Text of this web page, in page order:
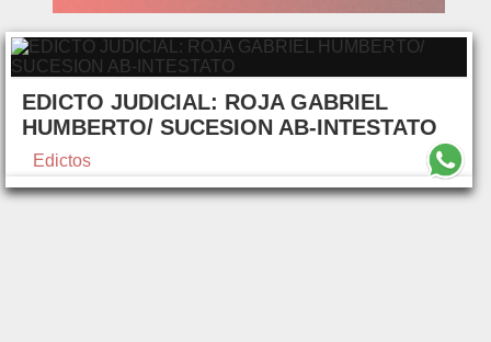
EDICTO JUDICIAL: ROJA GABRIEL
HUMBERTO/ SUCESION AB-INTESTATO
Edictos